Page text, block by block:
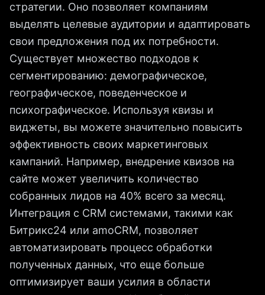
стратегии. Оно позволяет компаниям
выделять целевые аудитории и адаптировать
свои предложения под их потребности.
Существует множество подходов к
сегментированию: демографическое,
географическое, поведенческое и
психографическое. Используя квизы и
виджеты, вы можете значительно повысить
эффективность своих маркетинговых
кампаний. Например, внедрение квизов на
сайте может увеличить количество
собранных лидов на 40% всего за месяц.
Интеграция с CRM системами, такими как
Битрикс24 или amoCRM, позволяет
автоматизировать процесс обработки
полученных данных, что еще больше
оптимизирует ваши усилия в области